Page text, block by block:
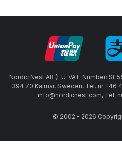
Nordic Nest AB (EU-VAT-Number:
394 70 Kalmar, Sweden, Tel. nr +46
info@nordicnest.com, Tel.
© 2002 - 2026